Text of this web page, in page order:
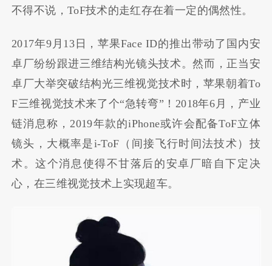
不得不说，ToF技术的走红存在着一定的偶然性。
2017年9月13日，苹果Face ID的推出带动了国内安
卓厂纷纷跟进三维结构光镜头技术。然而，正当安
卓厂大举突破结构光三维视觉技术时，苹果朝着To
F三维视觉技术来了个“急转弯”！2018年6月，产业
链消息称，2019年款的iPhone或许会配备ToF立体
镜头，大概率是i-ToF（间接飞行时间法技术）技
术。这个消息使得不甘落后的安卓厂暗自下定决
心，在三维视觉技术上实现超车。